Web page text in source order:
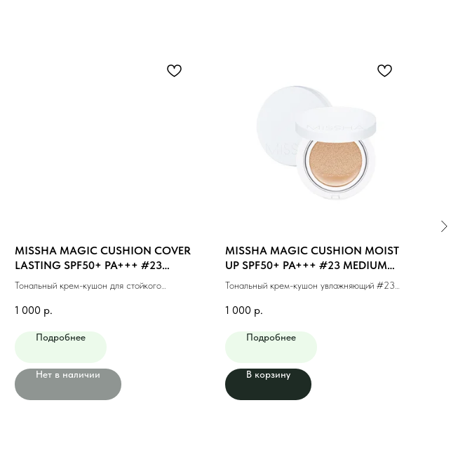
MISSHA MAGIC CUSHION COVER
LASTING SPF50+ PA+++ #23
MEDIUM BEIGE (15ml)
Тональный крем-кушон для стойкого
1 000 р.
Подробнее
Нет в наличии
MISSHA MAGIC CUSHION MOIST
UP SPF50+ PA+++ #23 MEDIUM
BEIGE (15g)
Тональный крем-кушон увлажняющий #23
1 000 р.
Подробнее
В корзину